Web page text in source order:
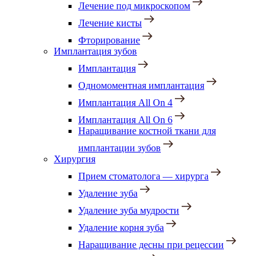
Лечение под микроскопом
Лечение кисты
Фторирование
Имплантация зубов
Имплантация
Одномоментная имплантация
Имплантация All On 4
Имплантация All On 6
Наращивание костной ткани для
имплантации зубов
Хирургия
Прием стоматолога — хирурга
Удаление зуба
Удаление зуба мудрости
Удаление корня зуба
Наращивание десны при рецессии